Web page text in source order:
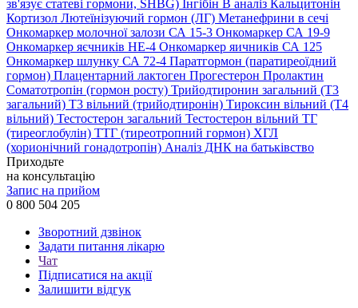
зв'язує статеві гормони, SHBG) Інгібін B аналіз Кальцитонін
Кортизол Лютеїнізуючий гормон (ЛГ) Метанефрини в сечі
Онкомаркер молочної залози СА 15-3 Онкомаркер СА 19-9
Онкомаркер яєчників НЕ-4 Онкомаркер яичників СА 125
Онкомаркер шлунку СА 72-4 Паратгормон (паратиреоїдний
гормон) Плацентарний лактоген Прогестерон Пролактин
Соматотропін (гормон росту) Трийодтиронин загальний (Т3
загальний) Т3 вільний (трийодтиронін) Тироксин вільний (Т4
вільний) Тестостерон загальний Тестостерон вільний ТГ
(тиреоглобулін) ТТГ (тиреотропний гормон) ХГЛ
(хорионічний гонадотропін) Аналіз ДНК на батьківство
Приходьте
на консультацію
Запис на прийом
0 800 504 205
Зворотний дзвінок
Задати питання лікарю
Чат
Підписатися на акції
Залишити відгук